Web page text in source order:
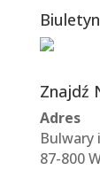
Znajdź
Adres
Bulwary
87-800